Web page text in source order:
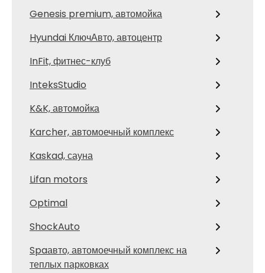
Genesis premium, автомойка
Hyundai КлючАвто, автоцентр
InFit, фитнес-клуб
InteksStudio
K&K, автомойка
Karcher, автомоечный комплекс
Kaskad, сауна
Lifan motors
Optimal
ShockAuto
Spaавто, автомоечный комплекс на
теплых парковках